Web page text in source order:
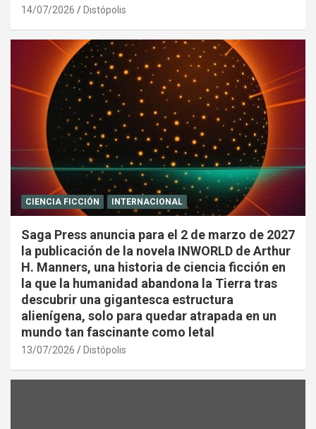
14/07/2026 Distópolis
CIENCIA FICCIÓN INTERNACIONAL
Saga Press anuncia para el 2 de marzo de 2027
la publicación de la novela INWORLD de Arthur
H. Manners, una historia de ciencia ficción en
la que la humanidad abandona la Tierra tras
descubrir una gigantesca estructura
alienígena, solo para quedar atrapada en un
mundo tan fascinante como letal
13/07/2026 Distópolis